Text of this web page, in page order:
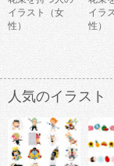
イラスト（女
性）
イラ
性）
人気のイラスト